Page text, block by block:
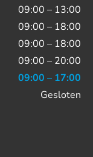
09:00 – 13:00
09:00 – 18:00
09:00 – 18:00
09:00 – 20:00
09:00 – 17:00
Gesloten